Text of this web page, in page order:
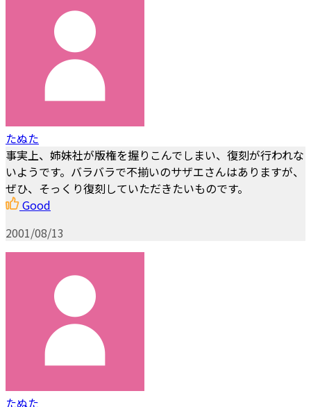
たぬた
事実上、姉妹社が版権を握りこんでしまい、復刻が行われな
いようです。バラバラで不揃いのサザエさんはありますが、
ぜひ、そっくり復刻していただきたいものです。
Good
2001/08/13
たぬた